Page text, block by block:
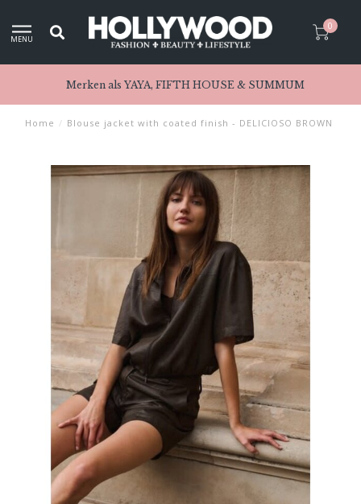
MENU
0
Merken als YAYA, FIFTH HOUSE & SUMMUM
Home / Blouse jacket with coated finish - DELICIOSO BROWN